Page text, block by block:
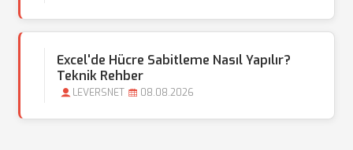
Excel'de Hücre Sabitleme Nasıl Yapılır?
Teknik Rehber
LEVERSNET 08.08.2026